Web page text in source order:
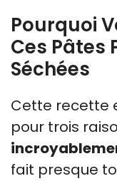
Pourquoi
Ces Pâtes
Séchées
Cette recette
pour trois
fait presque